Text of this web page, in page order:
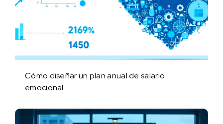
Cómo diseñar un plan anual de salario
emocional